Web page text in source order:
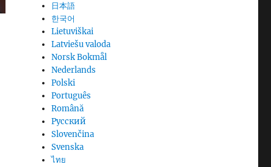
日本語
한국어
Lietuviškai
Latviešu valoda
Norsk Bokmål
Nederlands
Polski
Português
Română
Русский
Slovenčina
Svenska
ไทย